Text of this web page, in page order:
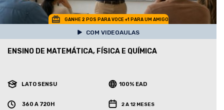
GANHE 2 POS PARA VOCE +1 PARA UM AMIGO
COM VIDEOAULAS
ENSINO DE MATEMÁTICA, FÍSICA E QUÍMICA
LATO SENSU 100% EAD
360 A 720H 2 A 12 MESES